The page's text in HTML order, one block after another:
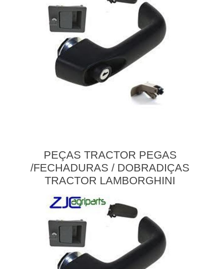
PEÇAS TRACTOR PEGAS
/FECHADURAS / DOBRADIÇAS
TRACTOR LAMBORGHINI